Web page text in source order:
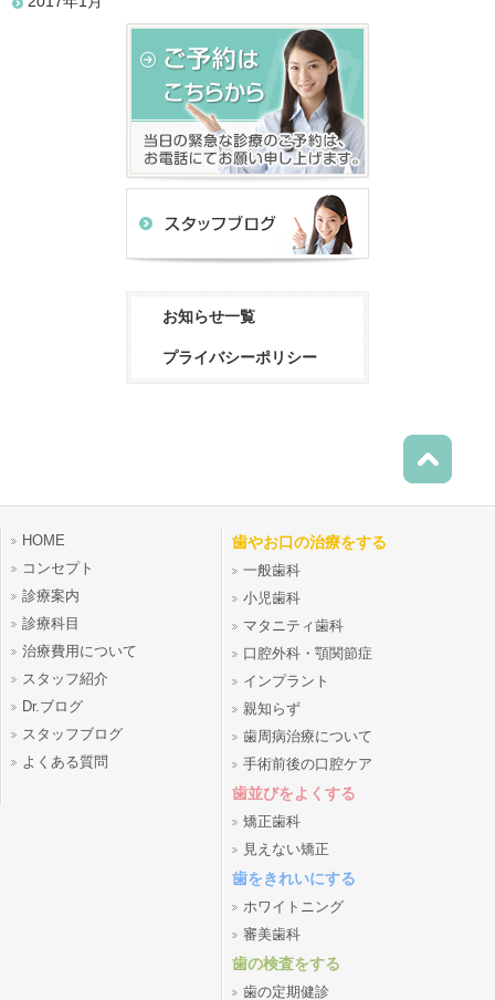
お知らせ一覧
プライバシーポリシー
HOME
コンセプト
診療案内
診療科目
治療費用について
スタッフ紹介
Dr.ブログ
スタッフブログ
よくある質問
歯やお口の治療をする
一般歯科
小児歯科
マタニティ歯科
口腔外科・顎関節症
インプラント
親知らず
歯周病治療について
手術前後の口腔ケア
歯並びをよくする
矯正歯科
見えない矯正
歯をきれいにする
ホワイトニング
審美歯科
歯の検査をする
歯の定期健診